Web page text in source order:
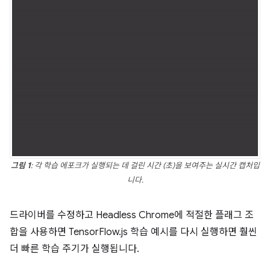
그림 1: 각 학습 에포크가 실행되는 데 걸린 시간 (초)을 보여주는 실시간 캡처입
니다.
드라이버를 수정하고 Headless Chrome에 적절한 플래그 조
합을 사용하면 TensorFlow.js 학습 예시를 다시 실행하면 훨씬
더 빠른 학습 주기가 실행됩니다.